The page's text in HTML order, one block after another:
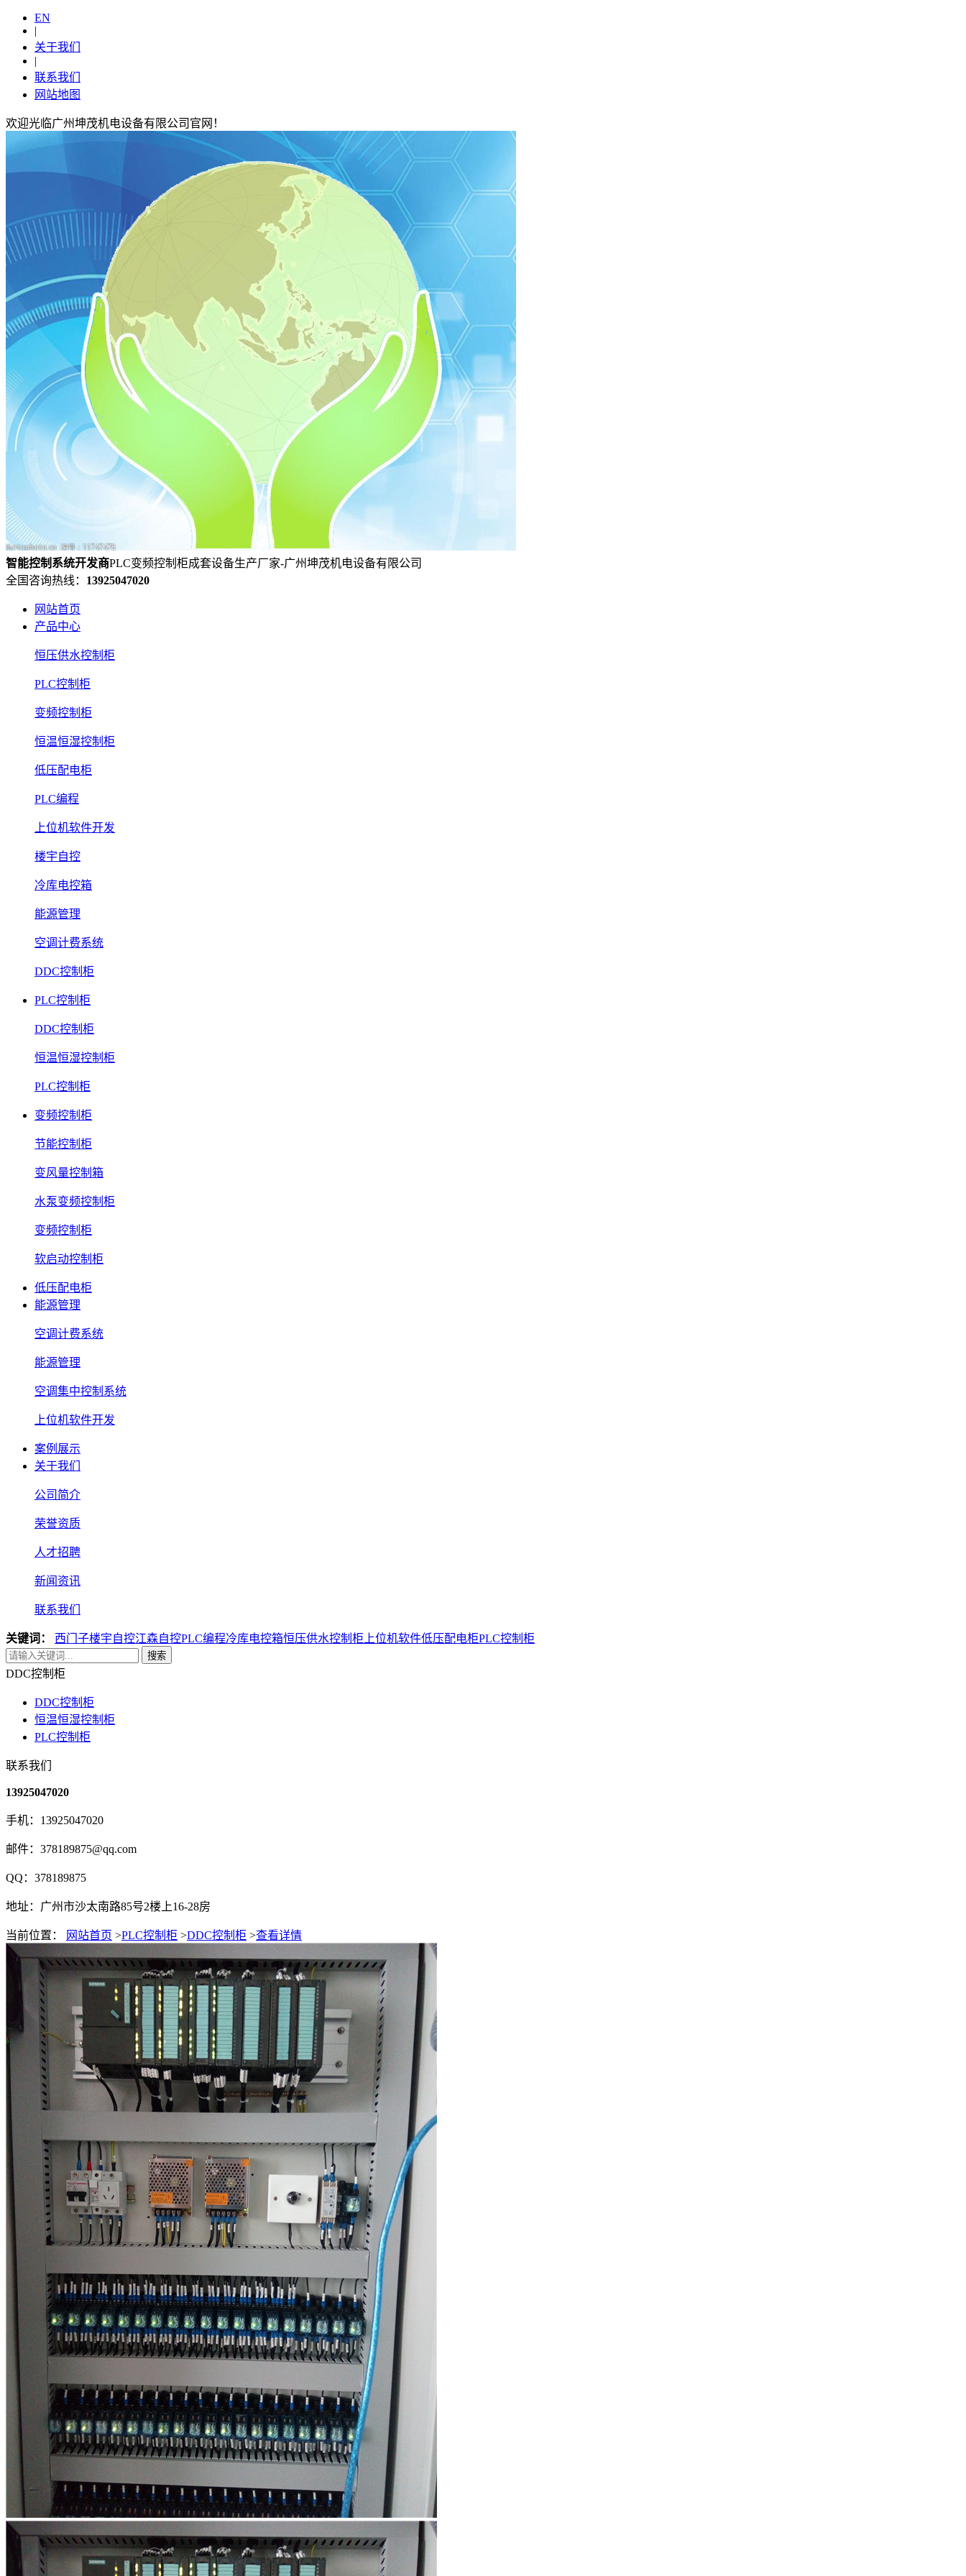
EN
|
关于我们
|
联系我们
网站地图
欢迎光临广州坤茂机电设备有限公司官网！
智能控制系统开发商PLC变频控制柜成套设备生产厂家-广州坤茂机电设备有限公司
全国咨询热线： 13925047020
网站首页
产品中心
恒压供水控制柜
PLC控制柜
变频控制柜
恒温恒湿控制柜
低压配电柜
PLC编程
上位机软件开发
楼宇自控
冷库电控箱
能源管理
空调计费系统
DDC控制柜
PLC控制柜
DDC控制柜
恒温恒湿控制柜
PLC控制柜
变频控制柜
节能控制柜
变风量控制箱
水泵变频控制柜
变频控制柜
软启动控制柜
低压配电柜
能源管理
空调计费系统
能源管理
空调集中控制系统
上位机软件开发
案例展示
关于我们
公司简介
荣誉资质
人才招聘
新闻资讯
联系我们
关键词： 西门子楼宇自控江森自控PLC编程冷库电控箱恒压供水控制柜 上位机软件低压配电柜PLC控制柜
搜索
DDC控制柜
DDC控制柜
恒温恒湿控制柜
PLC控制柜
联系我们
13925047020
手机：13925047020
邮件：378189875@qq.com
QQ：378189875
地址：广州市沙太南路85号2楼上16-28房
当前位置： 网站首页 >PLC控制柜 >DDC控制柜 >查看详情